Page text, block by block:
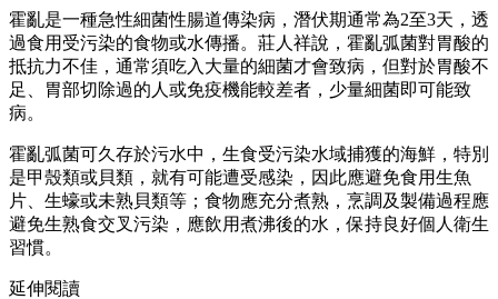
霍亂是一種急性細菌性腸道傳染病，潛伏期通常為2至3天，透
過食用受污染的食物或水傳播。莊人祥說，霍亂弧菌對胃酸的
抵抗力不佳，通常須吃入大量的細菌才會致病，但對於胃酸不
足、胃部切除過的人或免疫機能較差者，少量細菌即可能致
病。
霍亂弧菌可久存於污水中，生食受污染水域捕獲的海鮮，特別
是甲殼類或貝類，就有可能遭受感染，因此應避免食用生魚
片、生蠔或未熟貝類等；食物應充分煮熟，烹調及製備過程應
避免生熟食交叉污染，應飲用煮沸後的水，保持良好個人衛生
習慣。
延伸閱讀